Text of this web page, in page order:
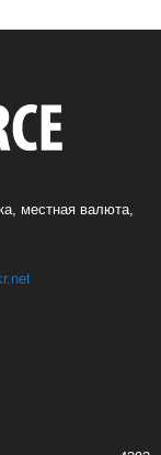
местная валюта,